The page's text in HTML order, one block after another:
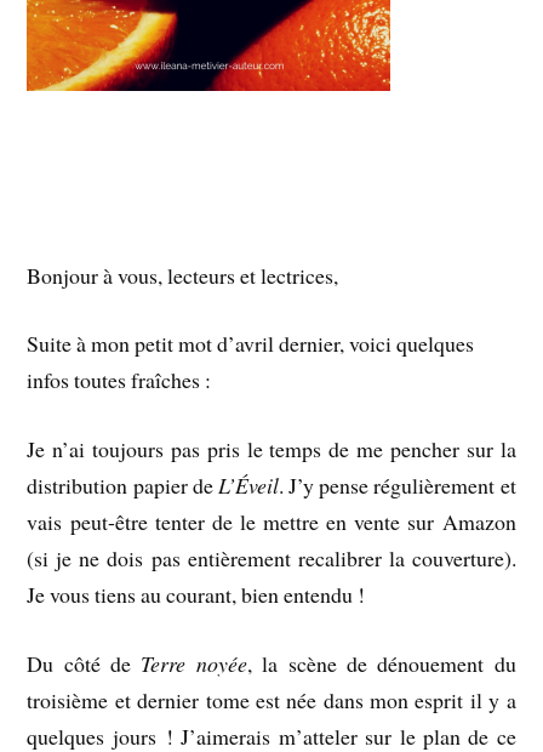
Bonjour à vous, lecteurs et lectrices,
Suite à mon petit mot d’avril dernier, voici quelques
infos toutes fraîches :
Je n’ai toujours pas pris le temps de me pencher sur la
distribution papier deL’Éveil. J’y pense régulièrement et
vais peut-être tenter de le mettre en vente sur Amazon
(si je ne dois pas entièrement recalibrer la couverture).
Je vous tiens au courant, bien entendu !
Du côté de Terre noyée, la scène de dénouement du
troisième et dernier tome est née dans mon esprit il y a
quelques jours ! J’aimerais m’atteler sur le plan de ce